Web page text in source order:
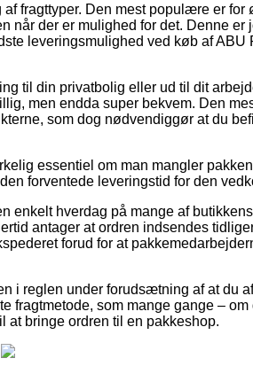
fragttyper. Den mest populære er for
når der er mulighed for det. Denne
leveringsmulighed ved køb af ABU
til din privatbolig eller ud til dit
men endda super bekvem. Den
som dog nødvendiggør at du
essentiel om man mangler
forventede leveringstid for den
enkelt hverdag på mange af
antager at ordren indsendes
forud for at
i reglen under forudsætning af at du
fragtmetode, som mange gange –
bringe ordren til en pakkeshop.